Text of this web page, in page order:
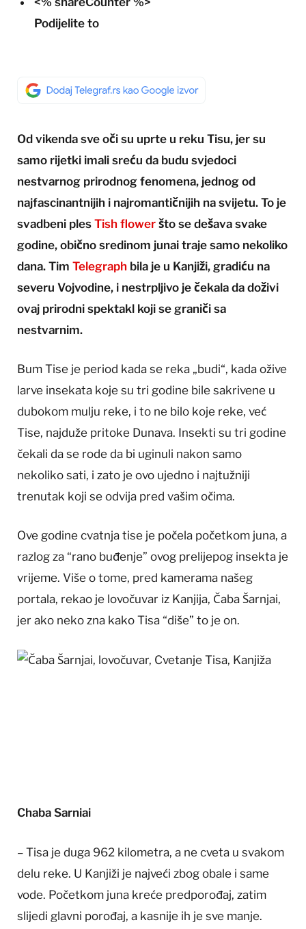
Podijelite to
Od vikenda sve oči su uprte u reku Tisu, jer su
samo rijetki imali sreću da budu svjedoci
nestvarnog prirodnog fenomena, jednog od
najfascinantnijih i najromantičnijih na svijetu. To je
svadbeni ples Tish flower što se dešava svake
godine, obično sredinom junai traje samo nekoliko
dana. Tim Telegraph bila je u Kanjiži, gradiću na
severu Vojvodine, i nestrpljivo je čekala da doživi
ovaj prirodni spektakl koji se graniči sa
nestvarnim.
Bum Tise je period kada se reka „budi“, kada ožive
larve insekata koje su tri godine bile sakrivene u
dubokom mulju reke, i to ne bilo koje reke, već
Tise, najduže pritoke Dunava. Insekti su tri godine
čekali da se rode da bi uginuli nakon samo
nekoliko sati, i zato je ovo ujedno i najtužniji
trenutak koji se odvija pred vašim očima.
Ove godine cvatnja tise je počela početkom juna, a
razlog za “rano buđenje” ovog prelijepog insekta je
vrijeme. Više o tome, pred kamerama našeg
portala, rekao je lovočuvar iz Kanjija, Čaba Šarnjai,
jer ako neko zna kako Tisa “diše” to je on.
Chaba Sarniai
– Tisa je duga 962 kilometra, a ne cveta u svakom
delu reke. U Kanjiži je najveći zbog obale i same
vode. Početkom juna kreće predporođaj, zatim
slijedi glavni porođaj, a kasnije ih je sve manje.